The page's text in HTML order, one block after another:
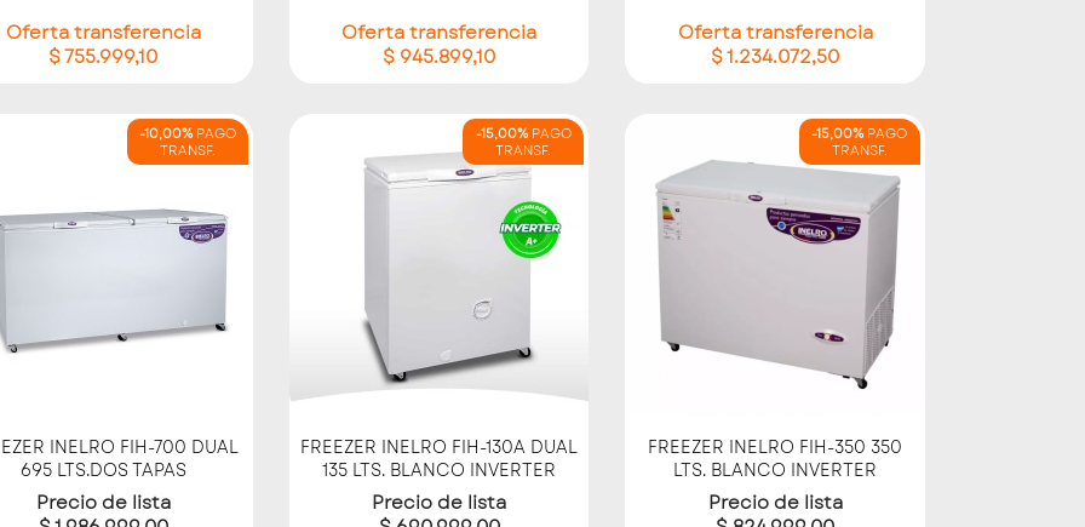
Oferta transferencia
$ 755.999,10
Oferta transferencia
$ 945.899,10
Oferta transferencia
$ 1.234.072,50
-10,00%PAGO
TRANSF.
Vista rápida
INELRO FIH-700 DUAL
695 LTS.DOS TAPAS
Precio de lista
-15,00%PAGO
TRANSF.
Vista rápida
FREEZER INELRO FIH-130A DUAL
135 LTS. BLANCO INVERTER
Precio de lista
-15,00% PAGO
TRANSF.
 Vista rápida
FREEZER INELRO FIH-350 350
LTS. BLANCO INVERTER
Precio de lista